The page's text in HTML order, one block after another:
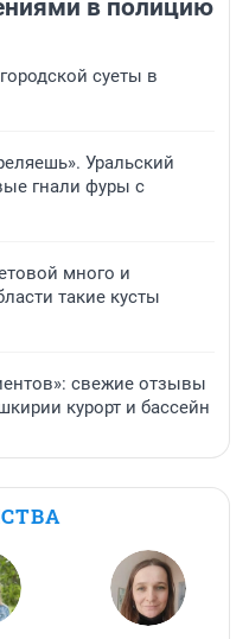
в полицию
суеты в
Уральский
гнали фуры с
много и
такие кусты
свежие отзывы
курорт и бассейн